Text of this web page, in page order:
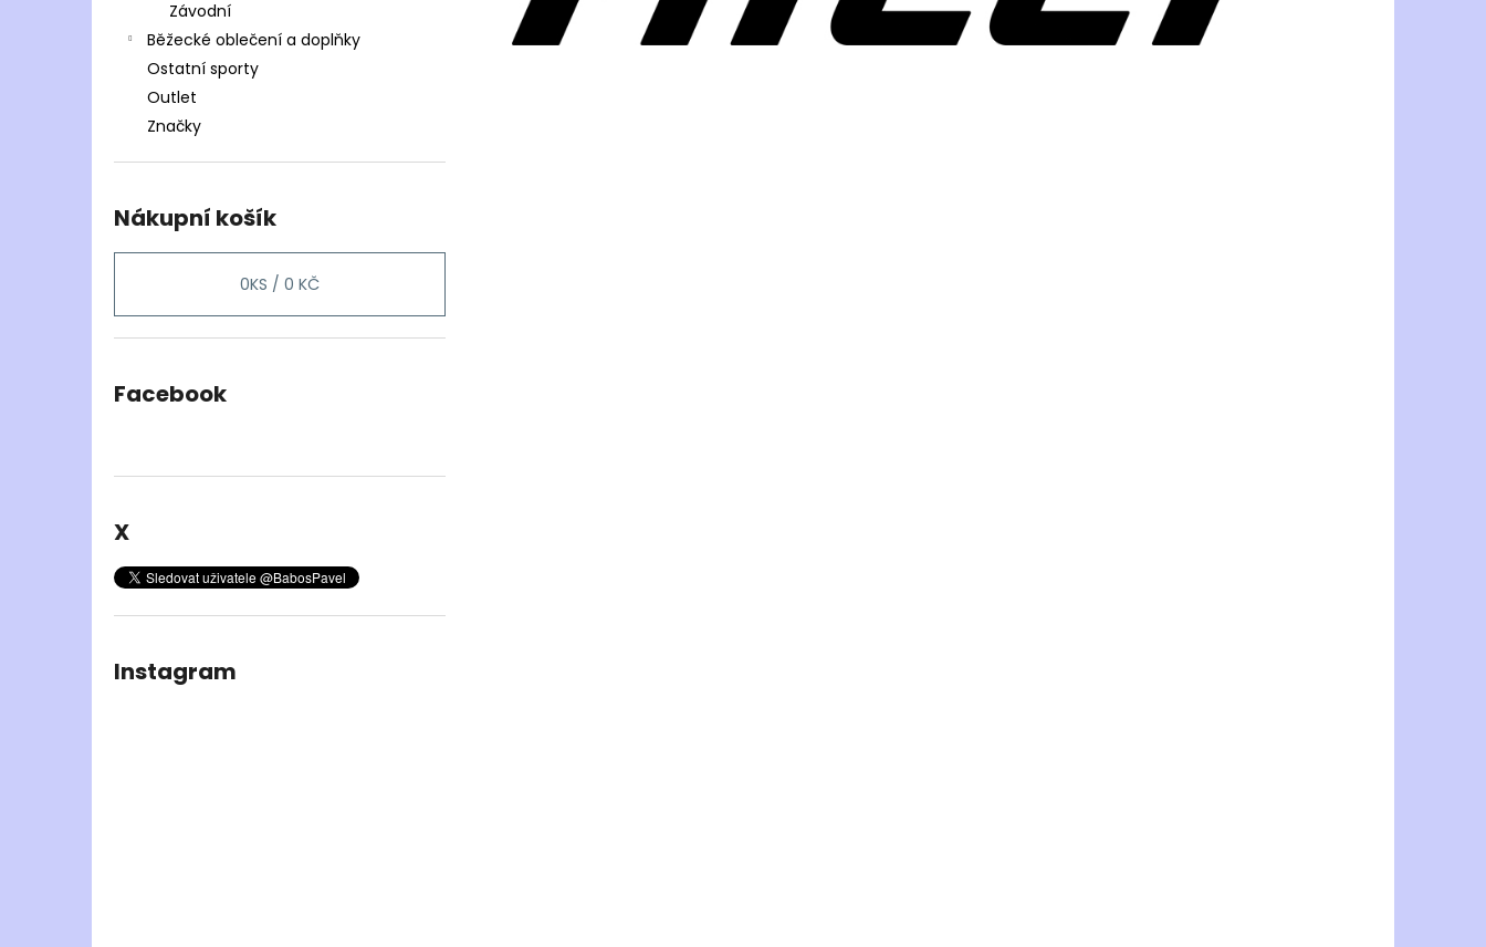
Závodní
Běžecké oblečení a doplňky
Ostatní sporty
Outlet
Značky
Nákupní košík
0KS / 0 KČ
Facebook
X
Instagram